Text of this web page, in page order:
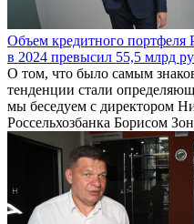
Объем кредитного
в 2024 превысил 55,5 млрд
О том, что было самым
тенденции стали
мы беседуем с директором
Россельхозбанка Борисом